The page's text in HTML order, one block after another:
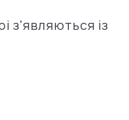
з'являються із